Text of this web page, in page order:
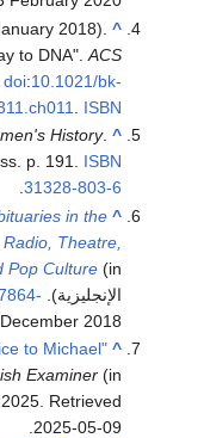
^
2018).
to DNA".ACS
doi:10.1021/bk-
ISBN
^
History.
p. 191. ISBN
31328-803-6
.
^
in the
Theatre,
Pop Culture (in
الإنجليزية). McFarland. pp. 227–228.
2018
^
to Michael
Examiner
. Retrieved
2025-05-09